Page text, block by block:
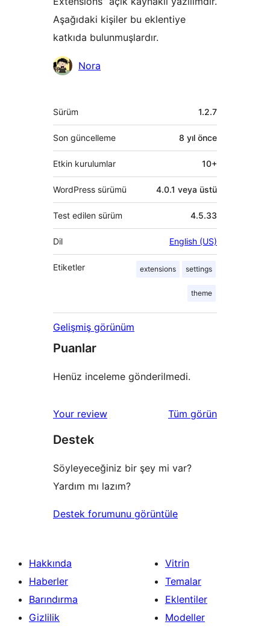
Aşağıdaki kişiler bu eklentiye
katkıda bulunmuşlardır.
KatkıdaNora
Meta
Sürüm 1.2.7
Son güncelleme 8 yıl önce
Etkin kurulumlar 10+
WordPress sürümü 4.0.1 veya üstü
Test edilen sürüm 4.5.33
Dil English (US)
Etiketler extensions settings
theme
Gelişmiş görünüm
Puanlar
Henüz inceleme gönderilmedi.
Your review Tüm değerlendirmeleri
görün
Destek
Söyleyeceğiniz bir şey mi var?
Yardım mı lazım?
Destek forumunu görüntüle
Hakkında
Haberler
Barındırma
Gizlilik
Vitrin
Temalar
Eklentiler
Modeller